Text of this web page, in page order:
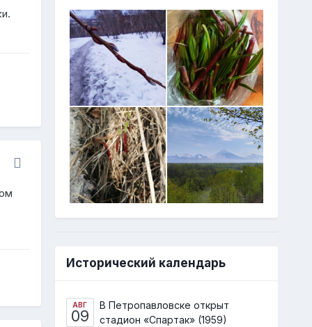
Исторический календарь
АВГ
09
В Петропавловске открыт
стадион «Спартак» (1959)